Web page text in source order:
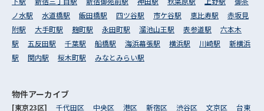
ノ水駅
水道橋駅 飯田橋駅 四ツ谷駅 市ケ谷駅 恵比寿駅
赤坂見
附駅
大手町駅 麹町駅 永田町駅 溜池山王駅 表参道駅
六本木
駅
五反田駅 千葉駅 船橋駅 海浜幕張駅 横浜駅 川崎駅
新横浜
駅
関内駅 桜木町駅 みなとみらい駅
物件アーカイブ
[東京23区] 千代田区 中央区 港区 新宿区 渋谷区 文京区 台東